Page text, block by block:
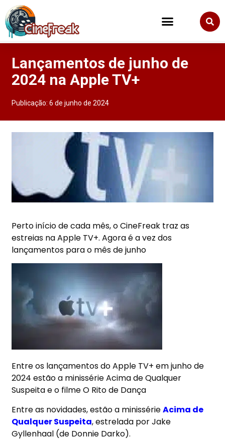
Lançamentos de junho de
2024 na Apple TV+
Publicação:6 de junho de 2024
Perto início de cada mês, oCineFreak traz as
estreias na Apple TV+. Agora é a vez dos
lançamentos para o mês de junho
Entre os lançamentos do Apple TV+ em junho de
2024 estão a minissérie Acima de Qualquer
Suspeita e o filme O Rito de Dança
Entre as novidades, estão a minissérieAcima de
Qualquer Suspeita, estrelada por Jake
Gyllenhaal (de Donnie Darko).